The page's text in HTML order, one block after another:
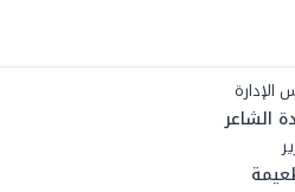
الشاعر